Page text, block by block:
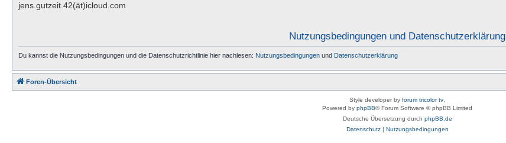
jens.gutzeit.42(ät)icloud.com
Nutzungsbedingungen und Datenschutzerklärung
Du kannst die Nutzungsbedingungen und die Datenschutzrichtlinie hier nachlesen: Nutzungsbedingungen und Datenschutzerklärung
Foren-Übersicht
Style developer by forum tricolor tv
Powered by phpBB® Forum Software © phpBB Limited
Deutsche Übersetzung durch phpBB.de
Datenschutz| Nutzungsbedingungen